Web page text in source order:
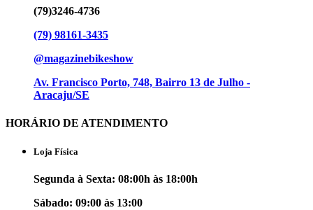
(79)3246-4736
(79) 98161-3435
@magazinebikeshow
⁠Av. Francisco Porto, 748, Bairro 13 de Julho -
Aracaju/SE
HORÁRIO DE ATENDIMENTO
Loja Física
Segunda à Sexta: 08:00h às 18:00h
Sábado: 09:00 às 13:00